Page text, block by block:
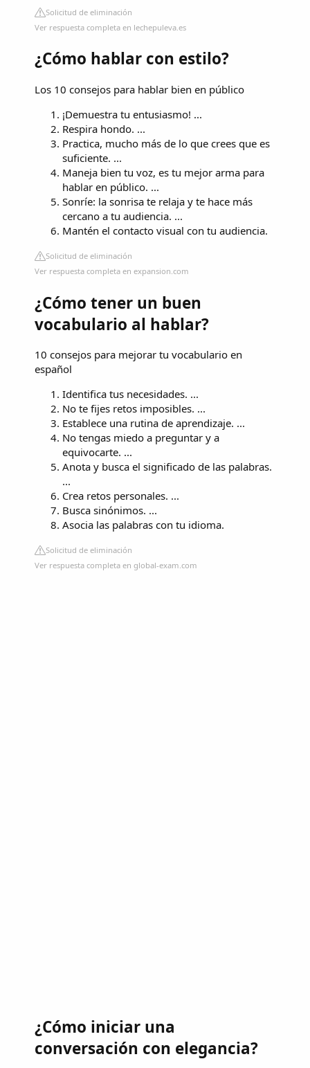
Solicitud de eliminación
Ver respuesta completa en lechepuleva.es
¿Cómo hablar con estilo?
Los 10 consejos para hablar bien en público
¡Demuestra tu entusiasmo! ...
Respira hondo. ...
Practica, mucho más de lo que crees que es
suficiente. ...
Maneja bien tu voz, es tu mejor arma para
hablar en público. ...
Sonríe: la sonrisa te relaja y te hace más
cercano a tu audiencia. ...
Mantén el contacto visual con tu audiencia.
Solicitud de eliminación
Ver respuesta completa en expansion.com
¿Cómo tener un buen
vocabulario al hablar?
10 consejos para mejorar tu vocabulario en
español
Identifica tus necesidades. ...
No te fijes retos imposibles. ...
Establece una rutina de aprendizaje. ...
No tengas miedo a preguntar y a
equivocarte. ...
Anota y busca el significado de las palabras.
...
Crea retos personales. ...
Busca sinónimos. ...
Asocia las palabras con tu idioma.
Solicitud de eliminación
Ver respuesta completa en global-exam.com
¿Cómo iniciar una
conversación con elegancia?